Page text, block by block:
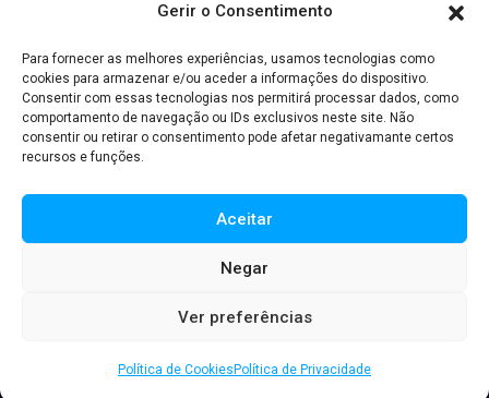
Gerir o Consentimento
Para fornecer as melhores experiências, usamos tecnologias como
cookies para armazenar e/ou aceder a informações do dispositivo.
Consentir com essas tecnologias nos permitirá processar dados, como
comportamento de navegação ou IDs exclusivos neste site. Não
consentir ou retirar o consentimento pode afetar negativamante certos
recursos e funções.
Aceitar
Negar
Ver preferências
Política de Cookies Política de Privacidade
Clique para aceitar os cookies marketing
© 2003-2026 Trázarte Lda. Desenvolvido por D3W Agency